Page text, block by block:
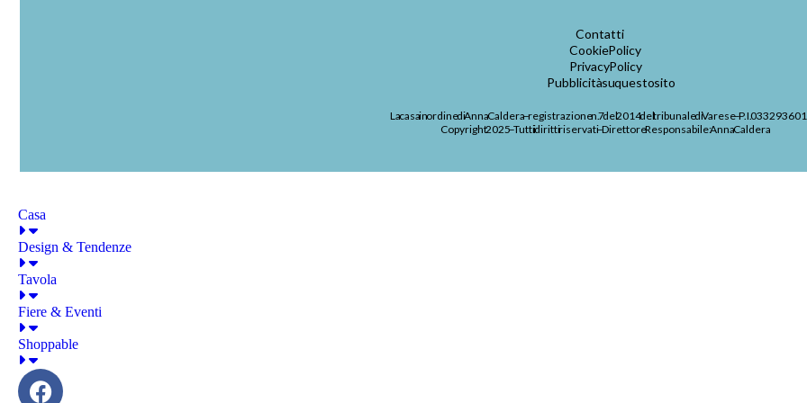
Contatti
Cookie Policy
Privacy Policy
Pubblicità su questo sito
La casa in ordine di Anna Caldera – registrazione n. 7 del 2014 del tribunale di Varese – P.I.
Copyright 2025 – Tutti i diritti riservati – Direttore Responsabile: Anna Caldera
Casa
Design & Tendenze
Tavola
Fiere & Eventi
Shoppable